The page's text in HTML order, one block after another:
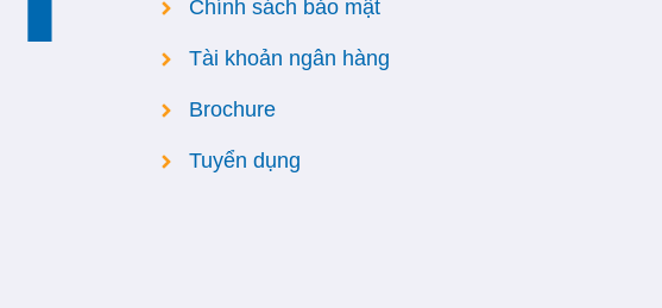
Chính sách bảo mật
Tài khoản ngân hàng
Brochure
Tuyển dụng